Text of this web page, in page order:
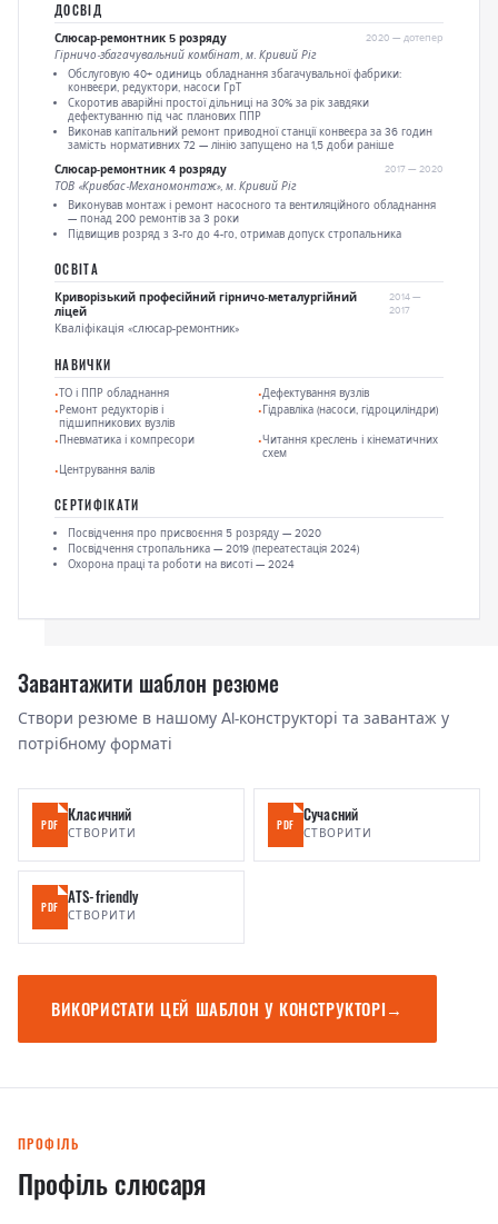
ДОСВІД
Слюсар-ремонтник 5 розряду 2020 — дотепер
Гірничо-збагачувальний комбінат, м. Кривий Ріг
Обслуговую 40+ одиниць обладнання збагачувальної фабрики:
конвеєри, редуктори, насоси ГрТ
Скоротив аварійні простої дільниці на 30% за рік завдяки
дефектуванню під час планових ППР
Виконав капітальний ремонт приводної станції конвеєра за 36 годин
замість нормативних 72 — лінію запущено на 1,5 доби раніше
Слюсар-ремонтник 4 розряду
2017 — 2020
ТОВ «Кривбас-Механомонтаж», м. Кривий Ріг
Виконував монтаж і ремонт насосного та вентиляційного обладнання
— понад 200 ремонтів за 3 роки
Підвищив розряд з 3-го до 4-го, отримав допуск стропальника
ОСВІТА
Криворізький професійний гірничо-металургійний
ліцей
2014 —
2017
Кваліфікація «слюсар-ремонтник»
НАВИЧКИ
ТО і ППР обладнання
Дефектування вузлів
Ремонт редукторів і
підшипникових вузлів
Гідравліка (насоси, гідроциліндри)
Пневматика і компресори
Читання креслень і кінематичних
схем
Центрування валів
СЕРТИФІКАТИ
Посвідчення про присвоєння 5 розряду — 2020
Посвідчення стропальника — 2019 (переатестація 2024)
Охорона праці та роботи на висоті — 2024
Завантажити шаблон резюме
Створи резюме в нашому AI-конструкторі та завантаж у
потрібному форматі
PDF Класичний
СТВОРИТИ
PDF Сучасний
СТВОРИТИ
PDF ATS-friendly
СТВОРИТИ
ВИКОРИСТАТИ ЦЕЙ ШАБЛОН У КОНСТРУКТОРІ→
ПРОФІЛЬ
Профіль слюсаря